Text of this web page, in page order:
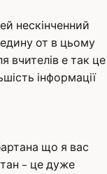
нескінченний
от в цьому
вчителів е так це
інформації
що я вас
- це дуже